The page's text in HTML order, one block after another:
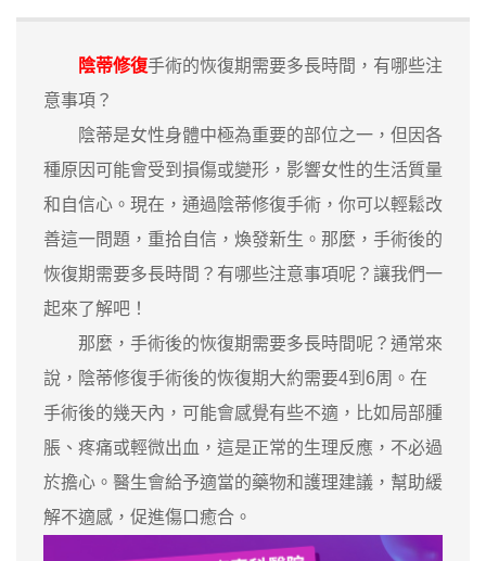
陰蒂修復手術的恢復期需要多長時間，有哪些注
意事項？
陰蒂是女性身體中極為重要的部位之一，但因各
種原因可能會受到損傷或變形，影響女性的生活質量
和自信心。現在，通過陰蒂修復手術，你可以輕鬆改
善這一問題，重拾自信，煥發新生。那麼，手術後的
恢復期需要多長時間？有哪些注意事項呢？讓我們一
起來了解吧！
那麼，手術後的恢復期需要多長時間呢？通常來
說，陰蒂修復手術後的恢復期大約需要4到6周。在
手術後的幾天內，可能會感覺有些不適，比如局部腫
脹、疼痛或輕微出血，這是正常的生理反應，不必過
於擔心。醫生會給予適當的藥物和護理建議，幫助緩
解不適感，促進傷口癒合。